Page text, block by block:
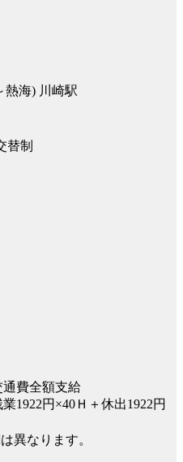
熱海) 川崎駅
替制
費全額支給
1922円×40Ｈ＋休出1922円
異なります。